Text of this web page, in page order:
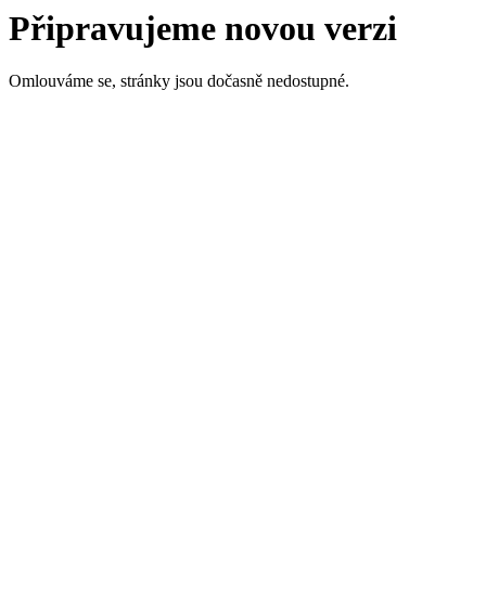
Připravujeme novou verzi
Omlouváme se, stránky jsou dočasně nedostupné.